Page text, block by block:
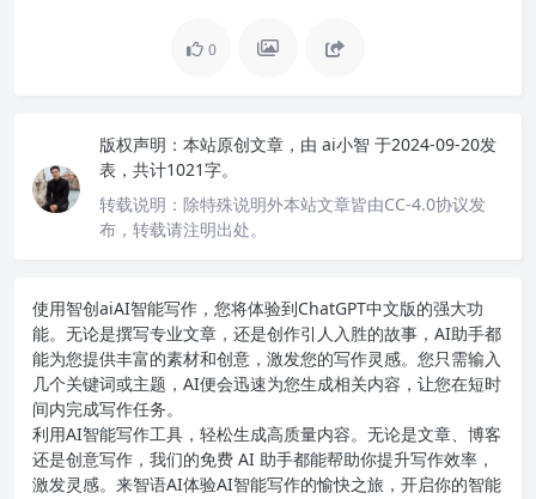
0
版权声明： 本站原创文章，由 ai小智 于2024-09-20发
表，共计1021字。
转载说明： 除特殊说明外本站文章皆由CC-4.0协议发
布，转载请注明出处。
使用智创aiAI智能写作 ，您将体验到ChatGPT中文版的强大功
能。无论是撰写专业文章，还是创作引人入胜的故事，AI助手都
能为您提供丰富的素材和创意，激发您的写作灵感。您只需输入
几个关键词或主题，AI便会迅速为您生成相关内容，让您在短时
间内完成写作任务。
利用AI智能写作工具，轻松生成高质量内容。无论是文章、博客
还是创意写作，我们的免费 AI 助手都能帮助你提升写作效率，
激发灵感。来智语AI体验AI智能写作的愉快之旅，开启你的智能